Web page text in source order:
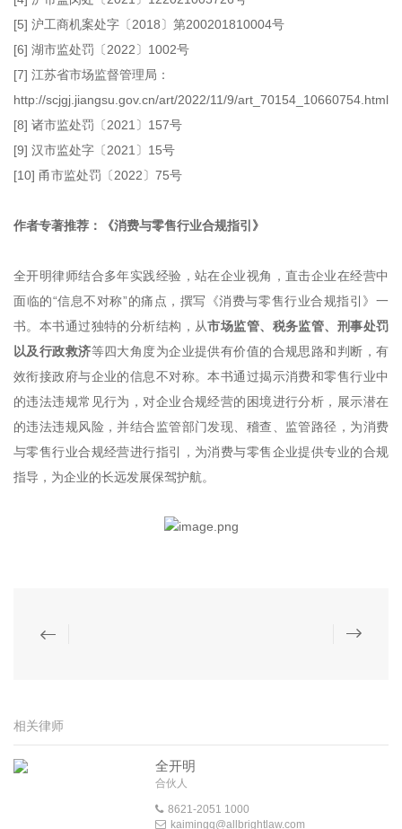
[5] 沪工商机案处字〔2018〕第200201810004号
[6] 湖市监处罚〔2022〕1002号
[7] 江苏省市场监督管理局：
http://scjgj.jiangsu.gov.cn/art/2022/11/9/art_70154_10660754.html
[8] 诸市监处罚〔2021〕157号
[9] 汉市监处字〔2021〕15号
[10] 甬市监处罚〔2022〕75号
作者专著推荐：《消费与零售行业合规指引》
全开明律师结合多年实践经验，站在企业视角，直击企业在经营中
面临的“信息不对称”的痛点，撰写《消费与零售行业合规指引》一
书。本书通过独特的分析结构，从市场监管、税务监管、刑事处罚
以及行政救济等四大角度为企业提供有价值的合规思路和判断，有
效衔接政府与企业的信息不对称。本书通过揭示消费和零售行业中
的违法违规常见行为，对企业合规经营的困境进行分析，展示潜在
的违法违规风险，并结合监管部门发现、稽查、监管路径，为消费
与零售行业合规经营进行指引，为消费与零售企业提供专业的合规
指导，为企业的长远发展保驾护航。
相关律师
全开明
合伙人
8621-2051 1000
kaimingq@allbrightlaw.com